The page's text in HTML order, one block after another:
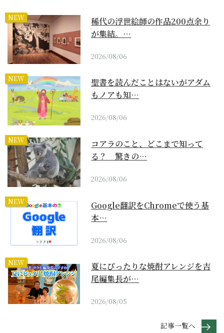
NEW
稀代の浮世絵師の作品200点余り
が集結。…
2026/08/06
NEW
聖書を読んだことはないがアダム
もノアも知…
2026/08/06
NEW
コアラのこと、どこまで知って
る？ 驚きの…
2026/08/06
NEW
Google翻訳をChromeで使う基
本…
2026/08/06
NEW
夏にぴったりな焼酎アレンジを吉
尾編集長が…
2026/08/05
記事一覧へ